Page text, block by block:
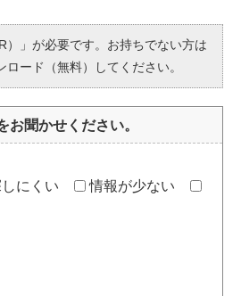
」が必要です。お持ちでない方は
ロード（無料）してください。
聞かせください。
にくい
情報が少ない